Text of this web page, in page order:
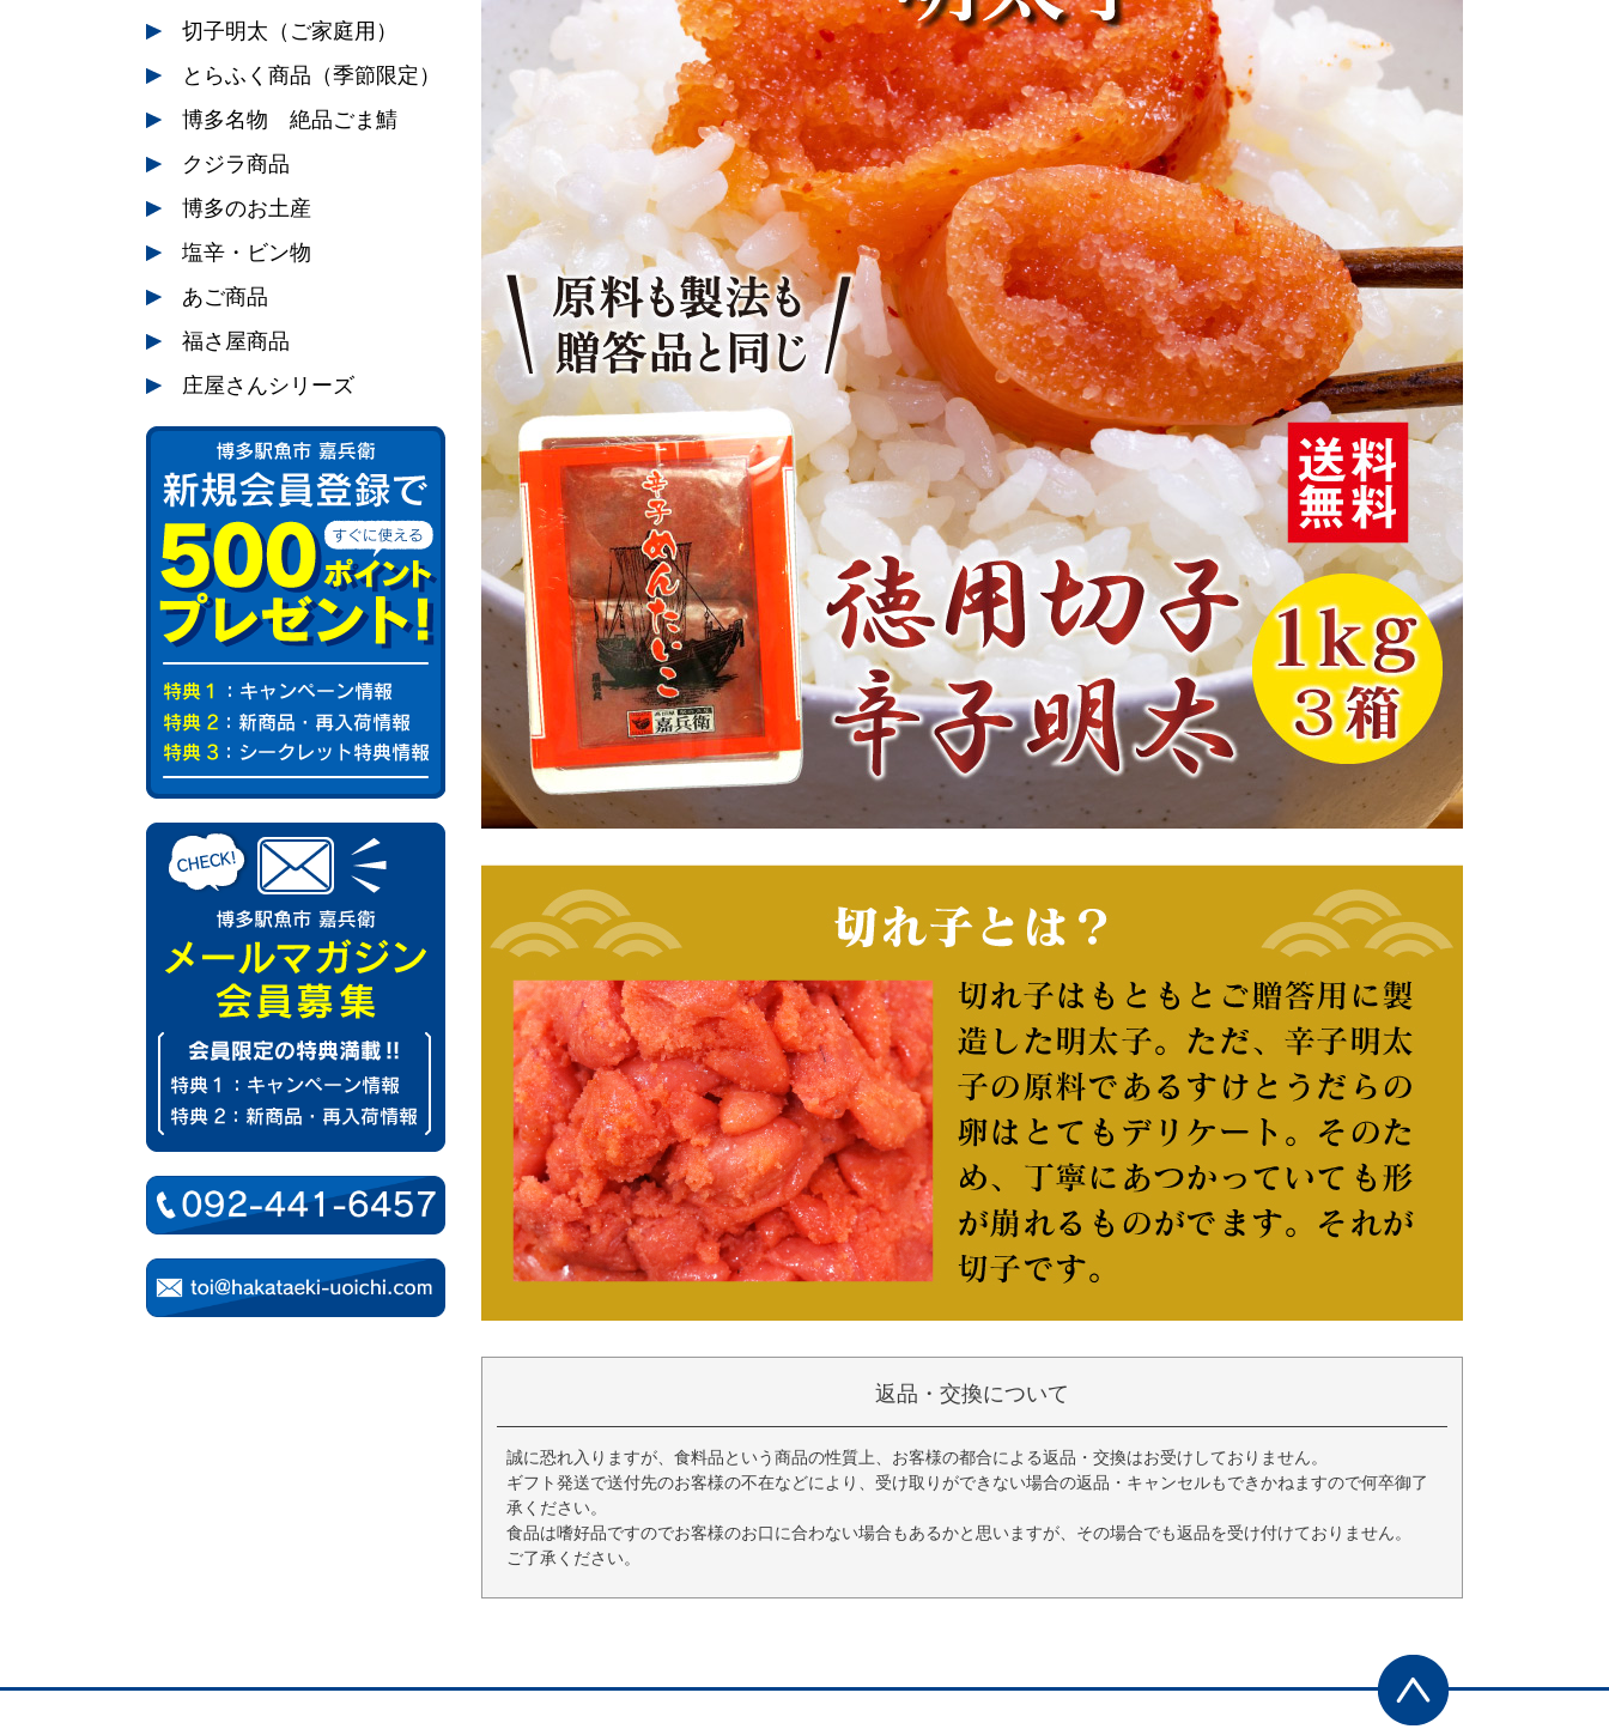
切子明太（ご家庭用）
とらふく商品（季節限定）
博多名物 絶品ごま鯖
クジラ商品
博多のお土産
塩辛・ビン物
あご商品
福さ屋商品
庄屋さんシリーズ
返品・交換について
誠に恐れ入りますが、食料品という商品の性質上、お客様の都合による返品・交換はお受けしておりません。
ギフト発送で送付先のお客様の不在などにより、受け取りができない場合の返品・キャンセルもできかねますので何卒御了
承ください。
食品は嗜好品ですのでお客様のお口に合わない場合もあるかと思いますが、その場合でも返品を受け付けておりません。
ご了承ください。